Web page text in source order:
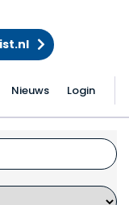
Nieuws Login